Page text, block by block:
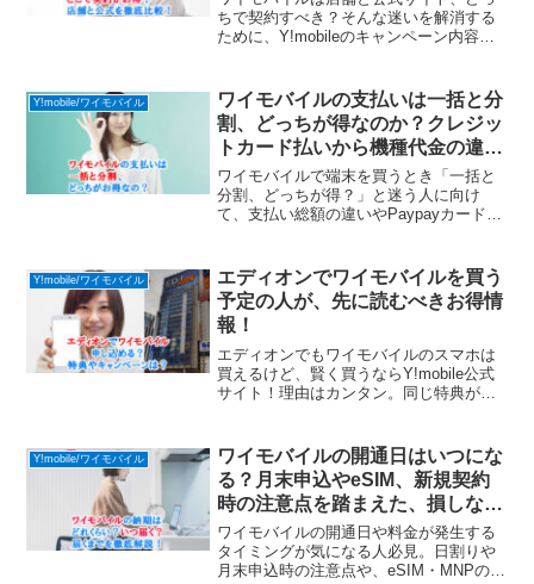
ちで契約すべき？そんな迷いを解消する
ために、Y!mobileのキャンペーン内容や
Y!mobile/ワイモバイル
ワイモバイルの支払いは一括と分
割、どっちが得なのか？クレジッ
トカード払いから機種代金の違
い、注意点まで詳しく解説！
ワイモバイルで端末を買うとき「一括と
分割、どっちが得？」と迷う人に向け
て、支払い総額の違いやPaypayカードを
Y!mobile/ワイモバイル
エディオンでワイモバイルを買う
予定の人が、先に読むべきお得情
報！
エディオンでもワイモバイルのスマホは
買えるけど、賢く買うならY!mobile公式
サイト！理由はカンタン。同じ特典がも
Y!mobile/ワイモバイル
ワイモバイルの開通日はいつにな
る？月末申込やeSIM、新規契約
時の注意点を踏まえた、損しない
手続き方法を解説。
ワイモバイルの開通日や料金が発生する
タイミングが気になる人必見。日割りや
月末申込時の注意点や、eSIM・MNPの手